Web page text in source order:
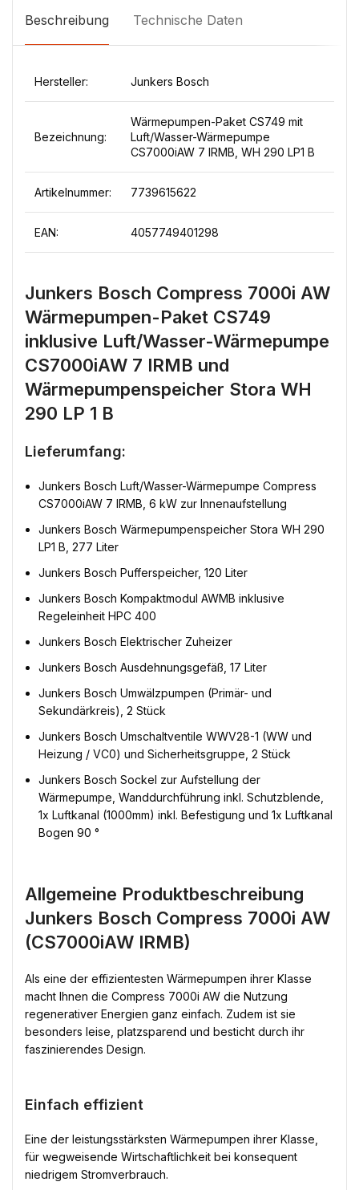
Beschreibung Technische Daten
Hersteller: Junkers Bosch
Bezeichnung:
Wärmepumpen-Paket CS749 mit
Luft/Wasser-Wärmepumpe
CS7000iAW 7 IRMB, WH 290 LP1 B
Artikelnummer: 7739615622
EAN: 4057749401298
Junkers Bosch Compress 7000i AW
Wärmepumpen-Paket CS749
inklusive Luft/Wasser-Wärmepumpe
CS7000iAW 7 IRMB und
Wärmepumpenspeicher Stora WH
290 LP 1 B
Lieferumfang:
Junkers Bosch Luft/Wasser-Wärmepumpe Compress
CS7000iAW 7 IRMB, 6 kW zur Innenaufstellung
Junkers Bosch Wärmepumpenspeicher Stora WH 290
LP1 B, 277 Liter
Junkers Bosch Pufferspeicher, 120 Liter
Junkers Bosch Kompaktmodul AWMB inklusive
Regeleinheit HPC 400
Junkers Bosch Elektrischer Zuheizer
Junkers Bosch Ausdehnungsgefäß, 17 Liter
Junkers Bosch Umwälzpumpen (Primär- und
Sekundärkreis), 2 Stück
Junkers Bosch Umschaltventile WWV28-1 (WW und
Heizung / VC0) und Sicherheitsgruppe, 2 Stück
Junkers Bosch Sockel zur Aufstellung der
Wärmepumpe, Wanddurchführung inkl. Schutzblende,
1x Luftkanal (1000mm) inkl. Befestigung und 1x Luftkanal
Bogen 90 °
Allgemeine Produktbeschreibung
Junkers Bosch Compress 7000i AW
(CS7000iAW IRMB)
Als eine der effizientesten Wärmepumpen ihrer Klasse
macht Ihnen die Compress 7000i AW die Nutzung
regenerativer Energien ganz einfach. Zudem ist sie
besonders leise, platzsparend und besticht durch ihr
faszinierendes Design.
Einfach effizient
Eine der leistungsstärksten Wärmepumpen ihrer Klasse,
für wegweisende Wirtschaftlichkeit bei konsequent
niedrigem Stromverbrauch.